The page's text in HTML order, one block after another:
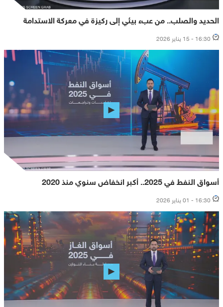
الحديد والصلب.. من عبء بيئي إلى ركيزة في معركة الاستدامة
16:30 - 15 يناير 2026
أسواق النفط في 2025.. أكبر انخفاض سنوي منذ 2020
16:30 - 01 يناير 2026